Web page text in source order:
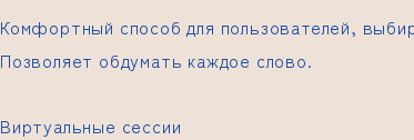
Комфортный способ для пользователей,
Позволяет обдумать каждое слово.
Виртуальные сессии